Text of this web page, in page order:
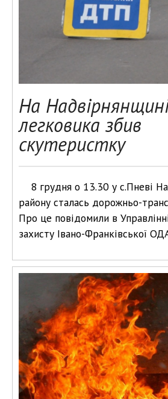
На
легковика збив
скутеристку
8 грудня о 13.30 у с.Пневі
району сталась дорожньо-
Про це повідомили в
захисту Івано-Франківської